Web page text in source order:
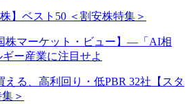
】ベスト50 ＜割安株特集＞
株マーケット・ビュー】―「AI相
ー産業に注目せよ
える、高利回り・低PBR 32社【スタ
＞